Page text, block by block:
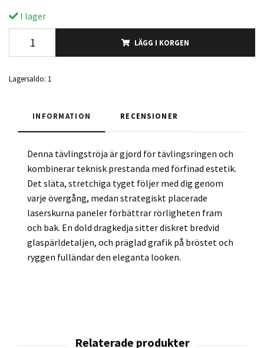
I lager
LÄGG I KORGEN
Lagersaldo: 1
INFORMATION RECENSIONER
Denna tävlingströja är gjord för tävlingsringen och
kombinerar teknisk prestanda med förfinad estetik.
Det släta, stretchiga tyget följer med dig genom
varje övergång, medan strategiskt placerade
laserskurna paneler förbättrar rörligheten fram
och bak. En dold dragkedja sitter diskret bredvid
glaspärldetaljen, och präglad grafik på bröstet och
ryggen fulländar den eleganta looken.